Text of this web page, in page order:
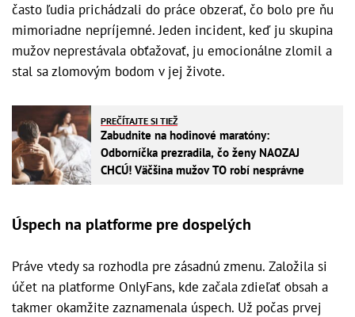
často ľudia prichádzali do práce obzerať, čo bolo pre ňu
mimoriadne nepríjemné. Jeden incident, keď ju skupina
mužov neprestávala obťažovať, ju emocionálne zlomil a
stal sa zlomovým bodom v jej živote.
PREČÍTAJTE SI TIEŽ
Zabudnite na hodinové maratóny:
Odborníčka prezradila, čo ženy NAOZAJ
CHCÚ! Väčšina mužov TO robí nesprávne
Úspech na platforme pre dospelých
Práve vtedy sa rozhodla pre zásadnú zmenu. Založila si
účet na platforme OnlyFans, kde začala zdieľať obsah a
takmer okamžite zaznamenala úspech. Už počas prvej